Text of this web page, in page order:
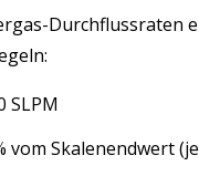
Durchflussraten
SLPM
Skalenendwert